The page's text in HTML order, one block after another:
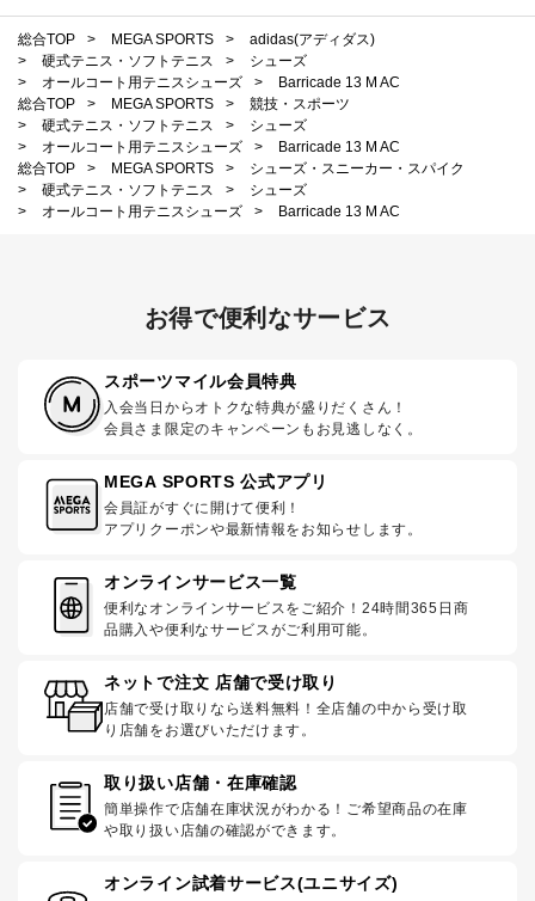
総合TOP > MEGA SPORTS >
adidas(アディダス)
>
硬式テニス・ソフトテニス >
シューズ
>
オールコート用テニスシューズ >
Barricade 13 M AC
総合TOP
> MEGA SPORTS >
競技・スポーツ
>
硬式テニス・ソフトテニス >
シューズ
>
オールコート用テニスシューズ >
Barricade 13 M AC
総合TOP
> MEGA SPORTS >
シューズ・スニーカー・スパイク
>
硬式テニス・ソフトテニス >
シューズ
>
オールコート用テニスシューズ > Barricade 13 M AC
お得で便利なサービス
スポーツマイル会員特典
入会当日からオトクな特典が盛りだくさん！
会員さま限定のキャンペーンもお見逃しなく。
MEGA SPORTS 公式アプリ
会員証がすぐに開けて便利！
アプリクーポンや最新情報をお知らせします。
オンラインサービス一覧
便利なオンラインサービスをご紹介！24時間365日商
品購入や便利なサービスがご利用可能。
ネットで注文 店舗で受け取り
店舗で受け取りなら送料無料！全店舗の中から受け取
り店舗をお選びいただけます。
取り扱い店舗・在庫確認
簡単操作で店舗在庫状況がわかる！ご希望商品の在庫
や取り扱い店舗の確認ができます。
オンライン試着サービス(ユニサイズ)